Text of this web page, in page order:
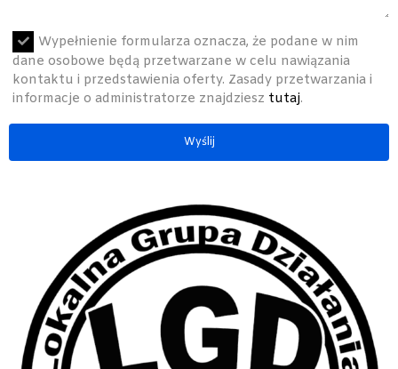
Wypełnienie formularza oznacza, że podane w nim
dane osobowe będą przetwarzane w celu nawiązania
kontaktu i przedstawienia oferty. Zasady przetwarzania i
informacje o administratorze znajdziesz tutaj.